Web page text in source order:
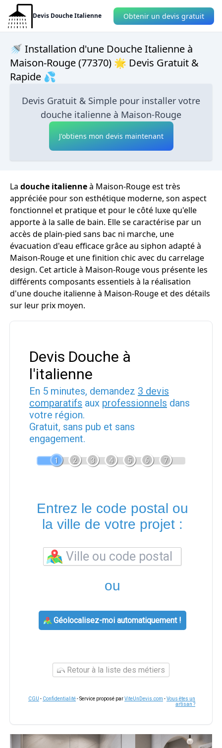
Devis Douche Italienne Obtenir un devis gratuit
🚿 Installation d'une Douche Italienne à
Maison-Rouge (77370) 🌟 Devis Gratuit &
Rapide 💦
Devis Gratuit & Simple pour installer votre
douche italienne à Maison-Rouge
J'obtiens mon devis maintenant
La douche italienneà Maison-Rouge est très
appréciée pour son esthétique moderne, son aspect
fonctionnel et pratique et pour le côté luxe qu'elle
apporte à la salle de bain. Elle se caractérise par un
accès de plain-pied sans bac ni marche, une
évacuation d'eau efficace grâce au siphon adapté à
Maison-Rouge et une finition chic avec du carrelage
design. Cet article à Maison-Rouge vous présente les
différents composants essentiels à la réalisation
d'une douche italienne à Maison-Rouge et des détails
sur leur prix moyen.
Devis Douche à
l'italienne
En 5 minutes, demandez 3 devis
comparatifs aux professionnels dans
votre région.
Gratuit, sans pub et sans
engagement.
1 2 3 4 5 6 7
Entrez le code postal ou
la ville de votre projet :
ou
Géolocalisez-moi automatiquement !
Retour à la liste des métiers
CGU - Confidentialité- Service proposé parViteUnDevis.com -Vous êtes un
artisan ?